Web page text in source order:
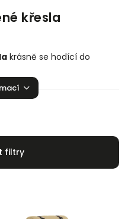
křesla
krásně se hodící do